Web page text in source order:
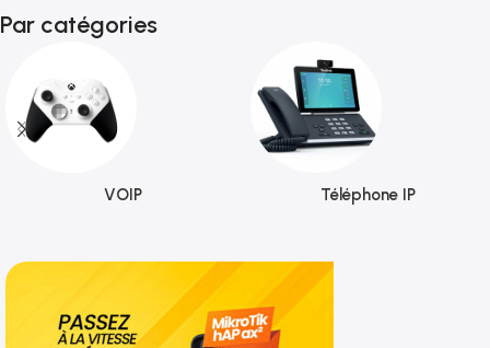
Par catégories
VOIP Téléphone IP